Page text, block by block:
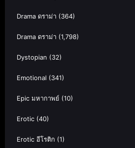
Drama ดราม่า (364)
Drama ดราม่า (1,798)
Dystopian (32)
Emotional (341)
Epic มหากาพย์ (10)
Erotic (40)
Erotic อีโรติก (1)